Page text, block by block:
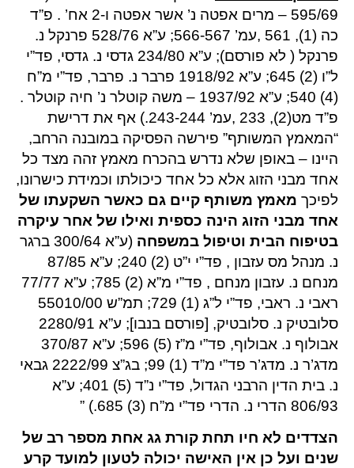
595/69 – מרים אפטה נ’ אשר אפטה ו-2 אח’ . פ”ד
כה (1), 561 ,עמ’ 566-567; ע”א 528/76 פרנקל נ.
פרנקל ( לא פורסם); ע”א 234/80 גדסי נ. גדסי, פד”י
ל”ו (2) 645; ע”א 1918/92 פרבר נ. פרבר, פד”י מ”ח
(4) 540; ע”א 1937/92 – משה קוטלר נ’ חיה קוטלר .
פ”ד מט(2), 233 ,עמ’ 243-244.) אף את דרישת
“המאמץ המשותף” פירשה הפסיקה במובנה הרחב,
היינו – באופן שלא נדרש בהכרח מאמץ זהה מצד כל
אחד מבני הזוג אלא כל אחד כיכולתו וכמידת כישרונו,
לפיכך מאמץ משותף קיים גם כאשר השקעתו של
אחד מבני הזוג הינה כספית ואילו של אחר עיקרה
בטיפוח הבית וטיפול במשפחה
(ע”א 300/64 ברגר
נ. מנהל מס עזבון , פד”י י”ט (2) 240; ע”א 87/85
מנחם נ. עזבון מנחם , פד”י מ”א (2) 785; ע”א 77/77
ראבי נ. ראבי, פד”י ל”ג (1) 729; תמ”ש 55010/00
סלובטיק נ. סלובטיק, [פורסם בנבו]; ע”א 2280/91
אבולוף נ. אבולוף, פד”י מ”ז (5) 596; ע”א 370/87
מדג’ר נ. מדג’ר פד”י מ”ד (1) 99; בג”צ 2222/99 גבאי
נ. בית הדין הרבני הגדול, פד”י נ”ד (5) 401; ע”א
806/93 הדרי נ. הדרי פד”י מ”ח (3) 685.) ”
הצדדים לא חיו תחת קורת גג אחת מספר רב של
שנים ועל כן אין האישה יכולה לטעון למועד קרע